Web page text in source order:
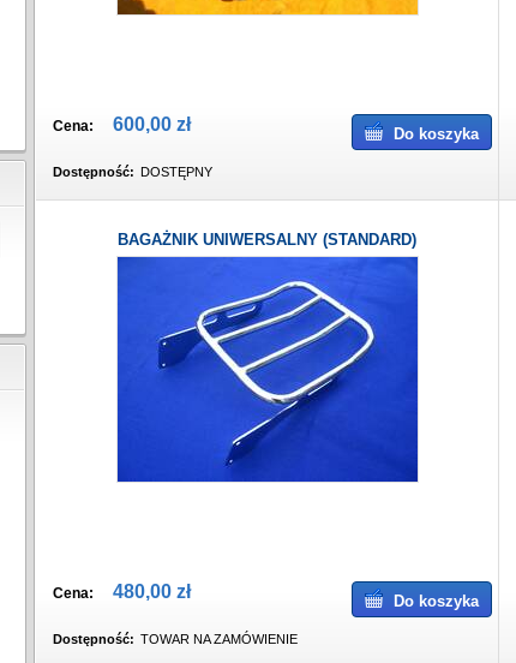
Cena: 600,00 zł Do koszyka
Dostępność: DOSTĘPNY
BAGAŻNIK UNIWERSALNY (STANDARD)
Cena: 480,00 zł Do koszyka
Dostępność: TOWAR NA ZAMÓWIENIE